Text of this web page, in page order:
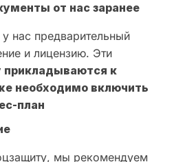
от нас заранее
нас предварительный
и лицензию. Эти
прикладываются к
необходимо включить
план
мы рекомендуем